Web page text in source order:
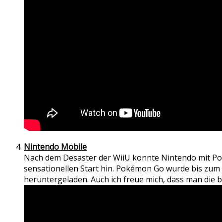
Nintendo Mobile
Nach dem Desaster der WiiU konnte Nintendo mit
sensationellen Start hin. Pokémon Go wurde bis
heruntergeladen. Auch ich freue mich, dass man